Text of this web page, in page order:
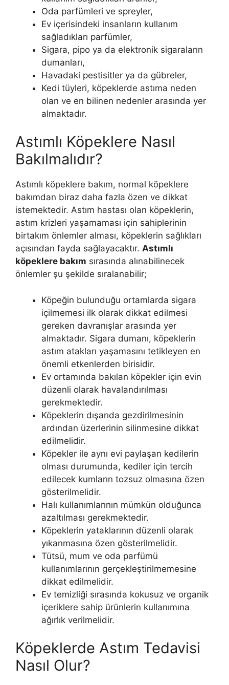
Oda parfümleri ve spreyler,
Ev içerisindeki insanların kullanım
sağladıkları parfümler,
Sigara, pipo ya da elektronik sigaraların
dumanları,
Havadaki pestisitler ya da gübreler,
Kedi tüyleri, köpeklerde astıma neden
olan ve en bilinen nedenler arasında yer
almaktadır.
Astımlı Köpeklere Nasıl
Bakılmalıdır?
Astımlı köpeklere bakım, normal köpeklere
bakımdan biraz daha fazla özen ve dikkat
istemektedir. Astım hastası olan köpeklerin,
astım krizleri yaşamaması için sahiplerinin
birtakım önlemler alması, köpeklerin sağlıkları
açısından fayda sağlayacaktır. Astımlı
köpeklere bakım sırasında alınabilinecek
önlemler şu şekilde sıralanabilir;
Köpeğin bulunduğu ortamlarda sigara
içilmemesi ilk olarak dikkat edilmesi
gereken davranışlar arasında yer
almaktadır. Sigara dumanı, köpeklerin
astım atakları yaşamasını tetikleyen en
önemli etkenlerden birisidir.
Ev ortamında bakılan köpekler için evin
düzenli olarak havalandırılması
gerekmektedir.
Köpeklerin dışarıda gezdirilmesinin
ardından üzerlerinin silinmesine dikkat
edilmelidir.
Köpekler ile aynı evi paylaşan kedilerin
olması durumunda, kediler için tercih
edilecek kumların tozsuz olmasına özen
gösterilmelidir.
Halı kullanımlarının mümkün olduğunca
azaltılması gerekmektedir.
Köpeklerin yataklarının düzenli olarak
yıkanmasına özen gösterilmelidir.
Tütsü, mum ve oda parfümü
kullanımlarının gerçekleştirilmemesine
dikkat edilmelidir.
Ev temizliği sırasında kokusuz ve organik
içeriklere sahip ürünlerin kullanımına
ağırlık verilmelidir.
Köpeklerde Astım Tedavisi
Nasıl Olur?